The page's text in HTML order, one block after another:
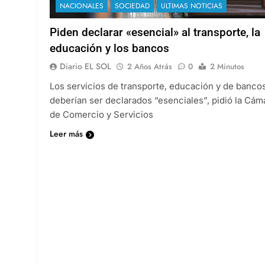
NACIONALES SOCIEDAD ULTIMAS NOTICIAS
Piden declarar «esencial» al transporte, la
educación y los bancos
Diario EL SOL 2 Años Atrás 0
2 Minutos
Los servicios de transporte, educación y de
deberían ser declarados “esenciales”, pidió la
de Comercio y Servicios
Leer más